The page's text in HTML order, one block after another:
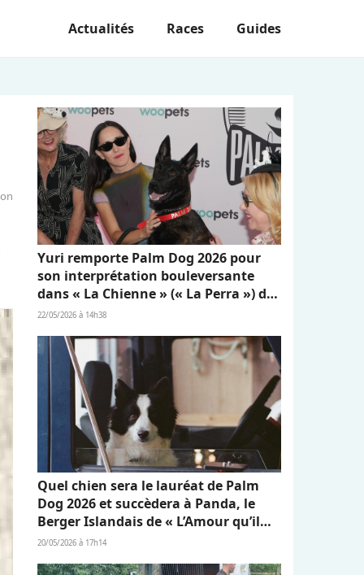
Actualités Races Guides
Yuri remporte Palm Dog 2026 pour
son interprétation bouleversante
dans « La Chienne » (« La Perra ») de
Dominga Sotomayor
22/05/2026 à 14h38
Quel chien sera le lauréat de Palm
Dog 2026 et succèdera à Panda, le
Berger Islandais de « L’Amour qu’il
nous reste » ?
20/05/2026 à 17h14